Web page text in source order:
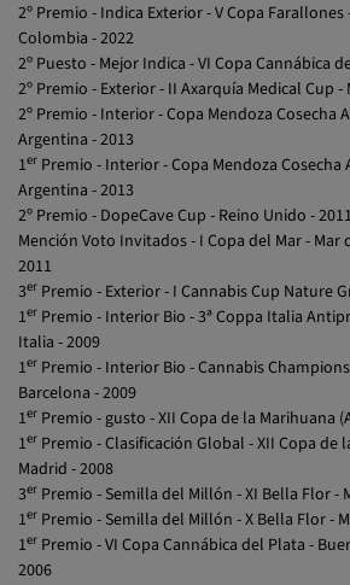
2º Premio - Indica Exterior - V Copa Farallones
Colombia - 2022
2º Puesto - Mejor Indica - VI Copa Cannábica
2º Premio - Exterior - II Axarquía Medical Cup -
2º Premio - Interior - Copa Mendoza Cosecha
Argentina - 2013
1er Premio - Interior - Copa Mendoza Cosecha
Argentina - 2013
2º Premio - DopeCave Cup - Reino Unido - 2011
Mención Voto Invitados - I Copa del Mar - Mar
2011
3er Premio - Exterior - I Cannabis Cup Nature
1er Premio - Interior Bio - 3ª Coppa Italia
Italia - 2009
1er Premio - Interior Bio - Cannabis
Barcelona - 2009
1er Premio - gusto - XII Copa de la Marihuana
1er Premio - Clasificación Global - XII Copa de
Madrid - 2008
3er Premio - Semilla del Millón - XI Bella Flor -
1er Premio - Semilla del Millón - X Bella Flor -
1er Premio - VI Copa Cannábica del Plata -
2006